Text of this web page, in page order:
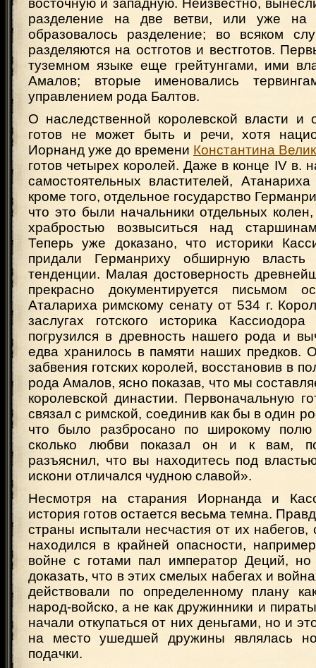
восточную и западную. Неизвестно,
разделение на две ветви, или уже на
образовалось разделение; во всяком
разделяются на остготов и вестготов.
туземном языке еще грейтунгами, ими
Амалов; вторые именовались
управлением рода Балтов.
О наследственной королевской власти и
готов не может быть и речи, хотя
Иорнанд уже до времени Константина
готов четырех королей. Даже в конце IV в.
самостоятельных властителей,
кроме того, отдельное государство
что это были начальники отдельных
храбростью возвыситься над
Теперь уже доказано, что историки
придали Германриху обширную власть
тенденции. Малая достоверность
прекрасно документируется письмом
Аталариха римскому сенату от 534 г.
заслугах готского историка
погрузился в древность нашего рода и
едва хранилось в памяти наших предков.
забвения готских королей, восстановив в
рода Амалов, ясно показав, что мы
королевской династии. Первоначальную
связал с римской, соединив как бы в один
что было разбросано по широкому полю
сколько любви показал он и к вам,
разъяснил, что вы находитесь под
искони отличался чудною славой».
Несмотря на старания Иорнанда и
история готов остается весьма темна.
страны испытали несчастия от их
находился в крайней опасности,
войне с готами пал император Деций, но
доказать, что в этих смелых набегах и
действовали по определенному плану
народ-войско, а не как дружинники и
начали откупаться от них деньгами, но и
на место ушедшей дружины являлась
подачки.